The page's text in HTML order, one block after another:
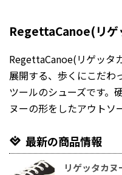
RegettaCanoe(リゲ
RegettaCanoe(リゲッタ
展開する、歩くにこだわ
ツールのシューズです。
ヌーの形をしたアウトソ
最新の商品情報
リゲッタカヌ